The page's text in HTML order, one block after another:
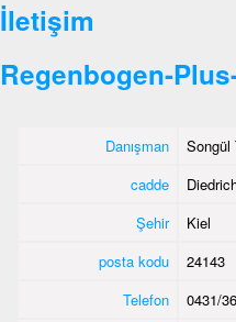
İletişim
Regenbogen-
Danışman
Songül
cadde
Şehir
Kiel
posta kodu
24143
Telefon
0431/